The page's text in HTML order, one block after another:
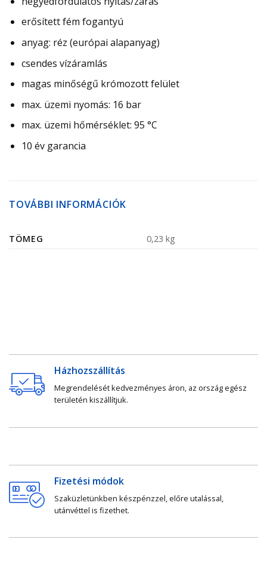
erősített fém fogantyú
anyag: réz (európai alapanyag)
csendes vízáramlás
magas minőségű krómozott felület
max. üzemi nyomás: 16 bar
max. üzemi hőmérséklet: 95 °C
10 év garancia
TOVÁBBI INFORMÁCIÓK
TÖMEG 0,23 kg
Házhozszállítás
Megrendelését kedvezményes áron, az ország egész
területén kiszállítjuk.
Fizetési módok
Szaküzletünkben készpénzzel, előre utalással,
utánvéttel is fizethet.